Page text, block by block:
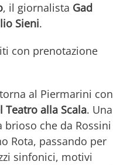
, il giornalista Gad
Sieni.
con prenotazione
al Piermarini con
Teatro alla Scala. Una
che da Rossini
Rota, passando per
sinfonici, motivi